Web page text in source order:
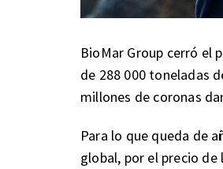
BioMar Group cerró el
de 288 000 toneladas
millones de coronas
Para lo que queda de
global, por el precio